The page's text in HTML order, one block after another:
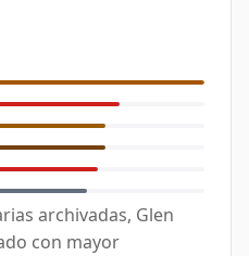
archivadas, Glen
con mayor